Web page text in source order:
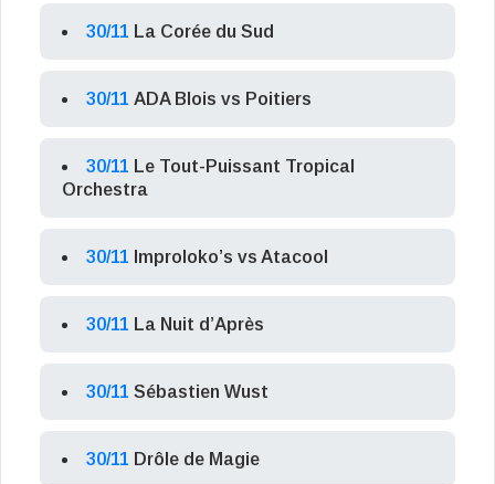
30/11 La Corée du Sud
30/11 ADA Blois vs Poitiers
30/11 Le Tout-Puissant Tropical
Orchestra
30/11 Improloko’s vs Atacool
30/11 La Nuit d’Après
30/11 Sébastien Wust
30/11 Drôle de Magie